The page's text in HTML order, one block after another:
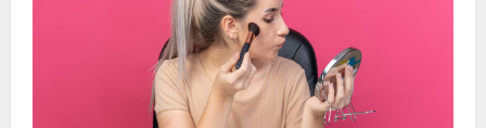
Esquemáticos
Electrónicos,
Manuales
Servicio